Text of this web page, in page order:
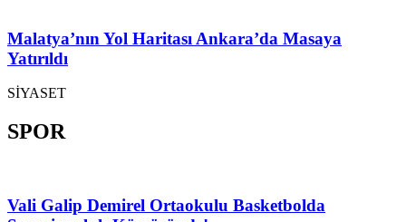
Malatya’nın Yol Haritası Ankara’da Masaya
Yatırıldı
SİYASET
SPOR
Vali Galip Demirel Ortaokulu Basketbolda